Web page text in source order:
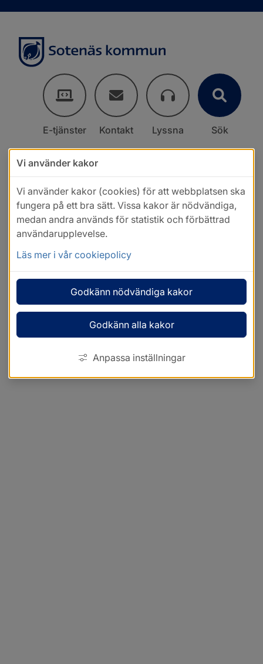
E-tjänster Kontakt Lyssna Sök
Vi använder kakor
Vi använder kakor (cookies) för att webbplatsen ska
fungera på ett bra sätt. Vissa kakor är nödvändiga,
medan andra används för statistik och förbättrad
användarupplevelse.
Läs mer i vår cookiepolicy
Godkänn nödvändiga kakor
Godkänn alla kakor
Anpassa inställningar